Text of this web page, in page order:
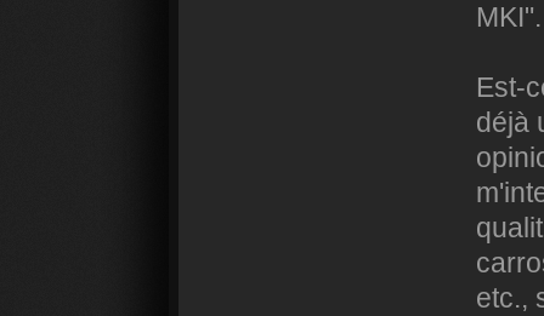
MKI".
Est-
déjà
etc.,